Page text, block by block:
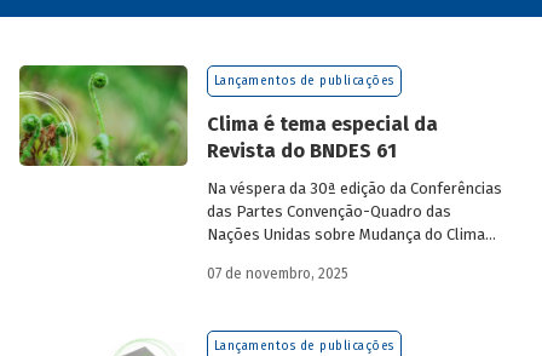
Lançamentos de publicações
Clima é tema especial da
Revista do BNDES 61
Na véspera da 30ª edição da Conferências
das Partes Convenção-Quadro das
Nações Unidas sobre Mudança do Clima
edição 61 da Revista do BNDES.
07 de novembro, 2025
Lançamentos de publicações